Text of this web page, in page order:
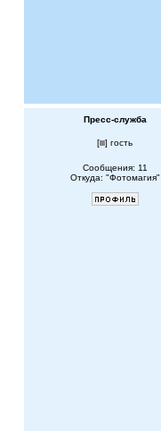
Пресс-служба
[ ] гость
Сообщения: 11
Откуда: "Фотомагия"